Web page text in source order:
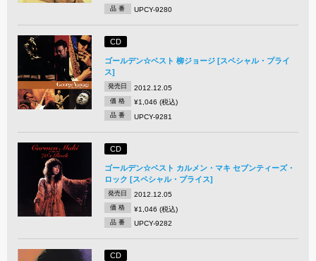
品 番 UPCY-9280
CD
ゴールデン☆ベスト 柳ジョージ [スペシャル・プライ
ス]
発売日 2012.12.05
価 格 ¥1,046 (税込)
品 番 UPCY-9281
CD
ゴールデン☆ベスト カルメン・マキ セブンティーズ・
ロック [スペシャル・プライス]
発売日 2012.12.05
価 格 ¥1,046 (税込)
品 番 UPCY-9282
CD